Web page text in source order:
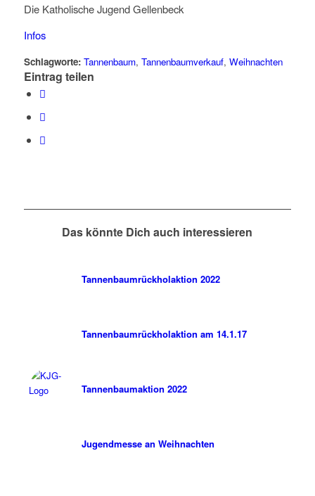
Die Katholische Jugend Gellenbeck
Infos
Schlagworte: Tannenbaum, Tannenbaumverkauf, Weihnachten
Eintrag teilen
Das könnte Dich auch interessieren
Tannenbaumrückholaktion 2022
Tannenbaumrückholaktion am 14.1.17
Tannenbaumaktion 2022
Jugendmesse an Weihnachten